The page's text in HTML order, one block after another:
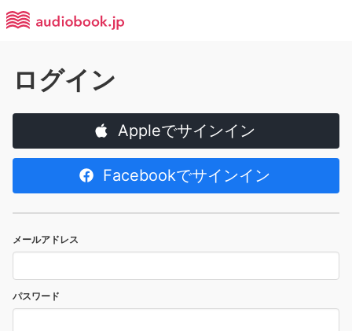
ログイン
Appleでサインイン
Facebookでサインイン
メールアドレス
パスワード